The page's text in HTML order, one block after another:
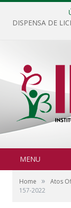
MENU
Home » Atos
157-2022